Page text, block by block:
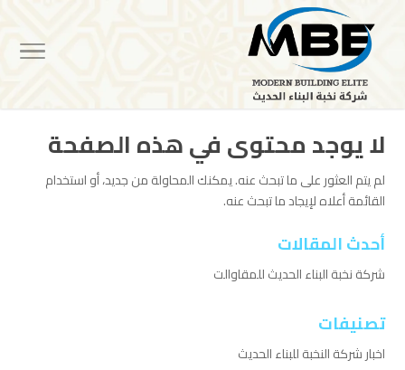
لا يوجد محتوى في هذه الصفحة
لم يتم العثور على ما تبحث عنه. يمكنك المحاولة من جديد، أو استخدام
القائمة أعلاه لإيجاد ما تبحث عنه.
أحدث المقالات
شركة نخبة البناء الحديث للمقاوالت
تصنيفات
اخبار شركة النخبة للبناء الحديث